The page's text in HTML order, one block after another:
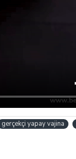
gerçekçi yapay vajina